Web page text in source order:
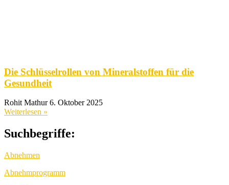
Die Schlüsselrollen von Mineralstoffen für die
Gesundheit
Rohit Mathur6. Oktober 2025
Weiterlesen »
Suchbegriffe:
Abnehmen
Abnehmprogramm